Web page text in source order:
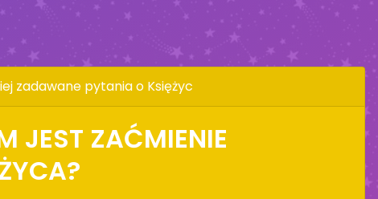
zadawane pytania o Księżyc
JEST ZAĆMIENIE